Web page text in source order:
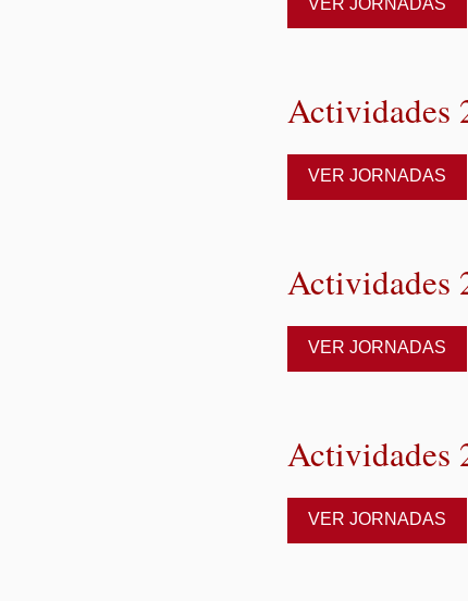
VER JORNADAS
Actividades
VER JORNADAS
Actividades
VER JORNADAS
Actividades
VER JORNADAS